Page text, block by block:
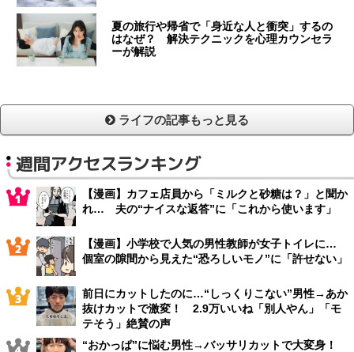
夏の旅行や帰省で「身近な人と衝突」するの
はなぜ？ 解決テクニックを心理カウンセラ
ーが解説
ライフの記事もっと見る
週間アクセスランキング
【漫画】カフェ店員から「ミルクと砂糖は？」と聞か
れ… 夫の“ナイスな返答”に「これから使います」
【漫画】小学校で人気の男性教師が女子トイレに…
個室の隙間から見えた“恐ろしいモノ”に「許せない」
前日にカットしたのに…“しっくりこない”男性→あか
抜けカットで激変！ 2.9万いいね「別人やん」「モ
テそう」絶賛の声
“おかっぱ”に悩む男性→バッサリカットで大変身！